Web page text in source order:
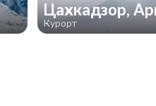
Цахкадзор,
Курорт